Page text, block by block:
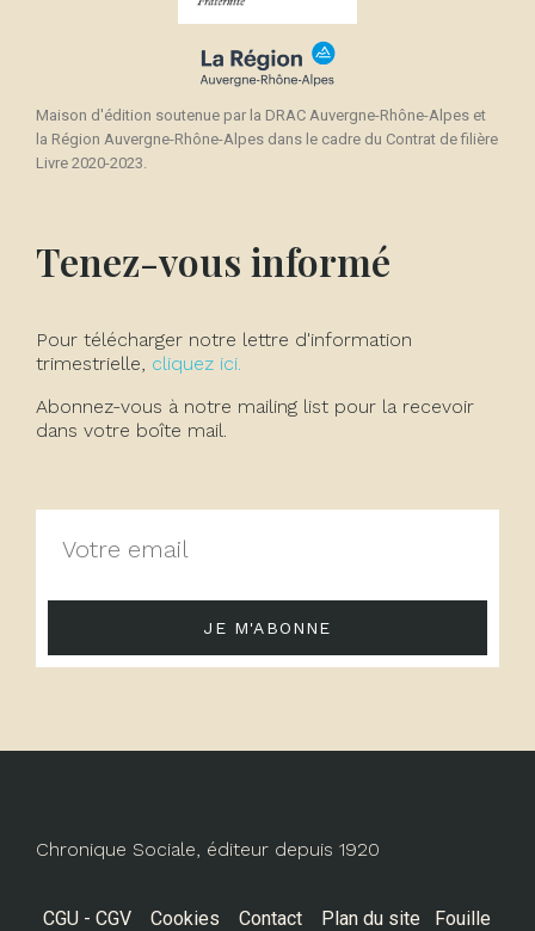
Maison d'édition soutenue par la DRAC Auvergne-Rhône-Alpes et
la Région Auvergne-Rhône-Alpes dans le cadre du Contrat de filière
Livre 2020-2023.
Tenez-vous informé
Pour télécharger notre lettre d'information
trimestrielle, cliquez ici.
Abonnez-vous à notre mailing list pour la recevoir
dans votre boîte mail.
JE M'ABONNE
Chronique Sociale, éditeur depuis 1920
CGU - CGV Cookies Contact Plan du site
Fouille